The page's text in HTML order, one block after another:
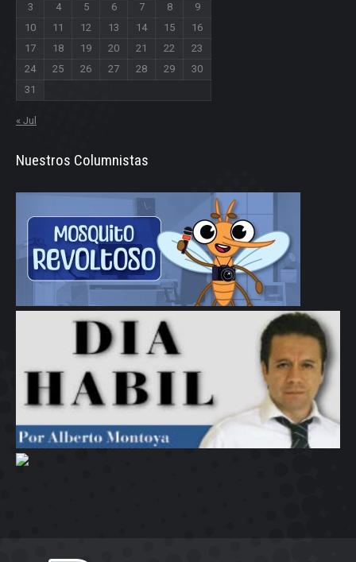
3
4 5 6 7 8
9
10
11 12 13 14 15
16
17
18 19 20 21 22
23
24
25 26 27 28 29
30
31
« Jul
Nuestros Columnistas